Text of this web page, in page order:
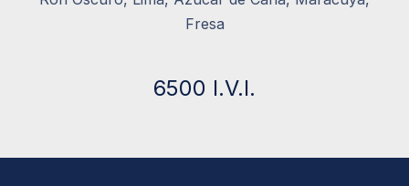
Fresa
6500 I.V.I.